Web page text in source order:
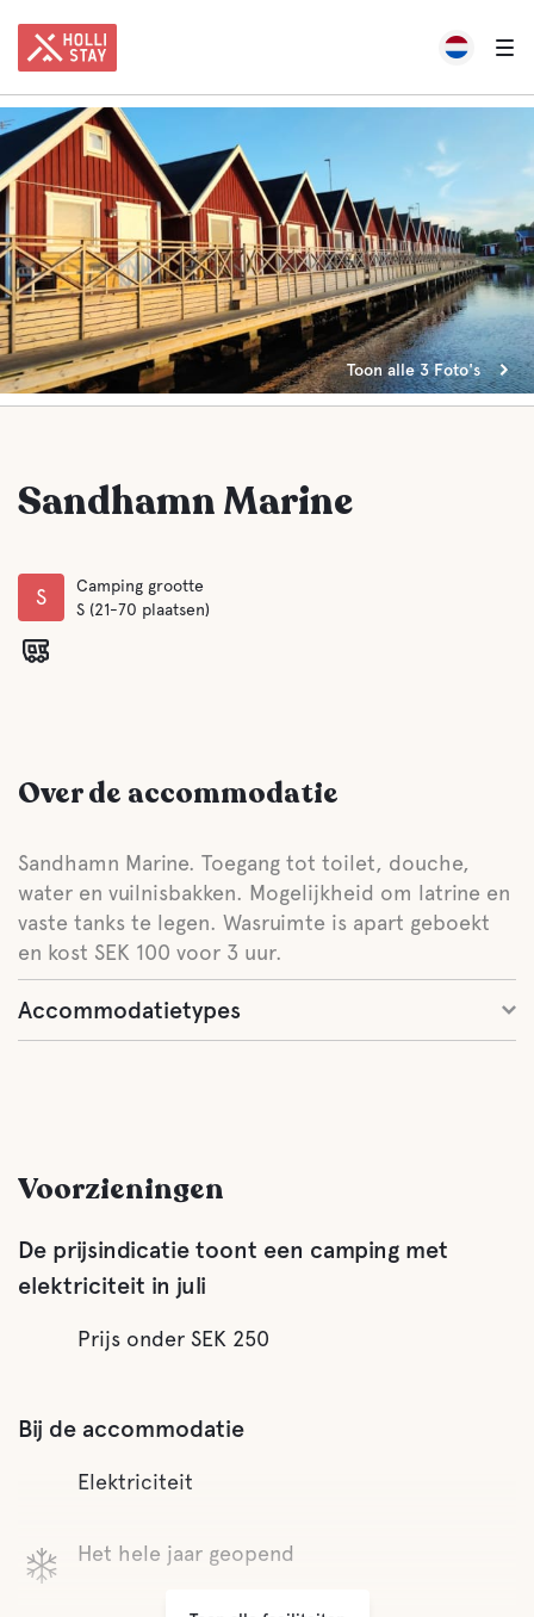
Toon alle 3 Foto's
Sandhamn Marine
S
Camping grootte
S (21-70 plaatsen)
Over de accommodatie
Sandhamn Marine. Toegang tot toilet, douche,
water en vuilnisbakken. Mogelijkheid om latrine en
vaste tanks te legen. Wasruimte is apart geboekt
en kost SEK 100 voor 3 uur.
Accommodatietypes
Voorzieningen
De prijsindicatie toont een camping met
elektriciteit in juli
Prijs onder SEK 250
Bij de accommodatie
Elektriciteit
Het hele jaar geopend